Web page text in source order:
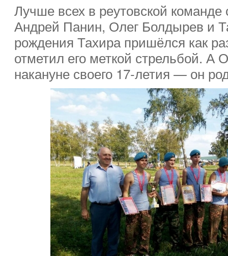
Лучше всех в реутовской команде
Андрей Панин, Олег Болдырев и
рождения Тахира пришёлся как
отметил его меткой стрельбой. А
накануне своего 17-летия — он